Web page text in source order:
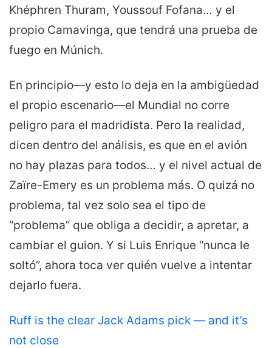
Khéphren Thuram, Youssouf Fofana… y el
propio Camavinga, que tendrá una prueba de
fuego en Múnich.
En principio—y esto lo deja en la ambigüedad
el propio escenario—el Mundial no corre
peligro para el madridista. Pero la realidad,
dicen dentro del análisis, es que en el avión
no hay plazas para todos… y el nivel actual de
Zaïre-Emery es un problema más. O quizá no
problema, tal vez solo sea el tipo de
“problema” que obliga a decidir, a apretar, a
cambiar el guion. Y si Luis Enrique “nunca le
soltó”, ahora toca ver quién vuelve a intentar
dejarlo fuera.
Ruff is the clear Jack Adams pick — and it’s
not close